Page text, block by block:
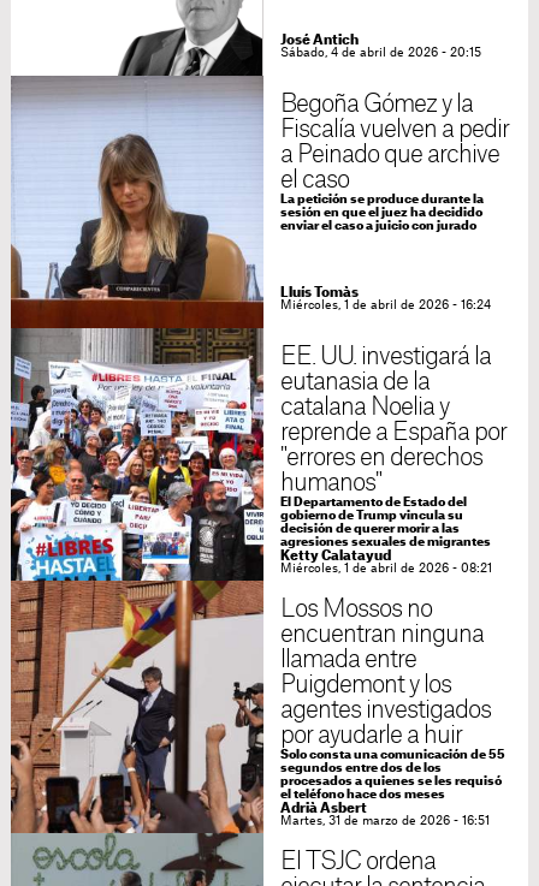
José Antich
Sábado, 4 de abril de 2026 - 20:15
Begoña Gómez y la
Fiscalía vuelven a pedir
a Peinado que archive
el caso
La petición se produce durante la
sesión en que el juez ha decidido
enviar el caso a juicio con jurado
Lluís Tomàs
Miércoles, 1 de abril de 2026 - 16:24
EE. UU. investigará la
eutanasia de la
catalana Noelia y
reprende a España por
"errores en derechos
humanos"
El Departamento de Estado del
gobierno de Trump vincula su
decisión de querer morir a las
agresiones sexuales de migrantes
Ketty Calatayud
Miércoles, 1 de abril de 2026 - 08:21
Los Mossos no
encuentran ninguna
llamada entre
Puigdemont y los
agentes investigados
por ayudarle a huir
Solo consta una comunicación de 55
segundos entre dos de los
procesados a quienes se les requisó
el teléfono hace dos meses
Adrià Asbert
Martes, 31 de marzo de 2026 - 16:51
El TSJC ordena